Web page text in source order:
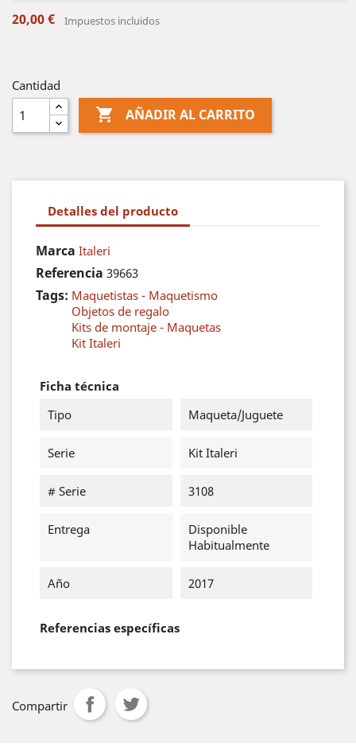
20,00 € Impuestos incluidos
Cantidad
 AÑADIR AL CARRITO
Detalles del producto
Marca Italeri
Referencia 39663
Tags: Maquetistas - Maquetismo
Objetos de regalo
Kits de montaje - Maquetas
Kit Italeri
Ficha técnica
Tipo
Maqueta/Juguete
Serie Kit Italeri
# Serie 3108
Entrega
Disponible
Habitualmente
Año 2017
Referencias específicas
Compartir